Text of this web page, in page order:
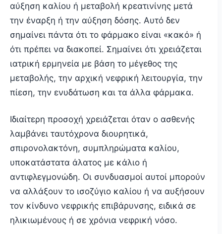
αύξηση καλίου ή μεταβολή κρεατινίνης μετά
την έναρξη ή την αύξηση δόσης. Αυτό δεν
σημαίνει πάντα ότι το φάρμακο είναι «κακό» ή
ότι πρέπει να διακοπεί. Σημαίνει ότι χρειάζεται
ιατρική ερμηνεία με βάση το μέγεθος της
μεταβολής, την αρχική νεφρική λειτουργία, την
πίεση, την ενυδάτωση και τα άλλα φάρμακα.
Ιδιαίτερη προσοχή χρειάζεται όταν ο ασθενής
λαμβάνει ταυτόχρονα διουρητικά,
σπιρονολακτόνη, συμπληρώματα καλίου,
υποκατάστατα άλατος με κάλιο ή
αντιφλεγμονώδη. Οι συνδυασμοί αυτοί μπορούν
να αλλάξουν το ισοζύγιο καλίου ή να αυξήσουν
τον κίνδυνο νεφρικής επιβάρυνσης, ειδικά σε
ηλικιωμένους ή σε χρόνια νεφρική νόσο.